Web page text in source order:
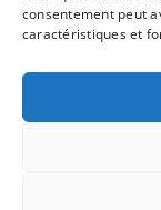
consentement peut
caractéristiques et
Alimentation
Restons
Mentions
Politique de